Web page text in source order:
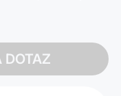
DOTAZ